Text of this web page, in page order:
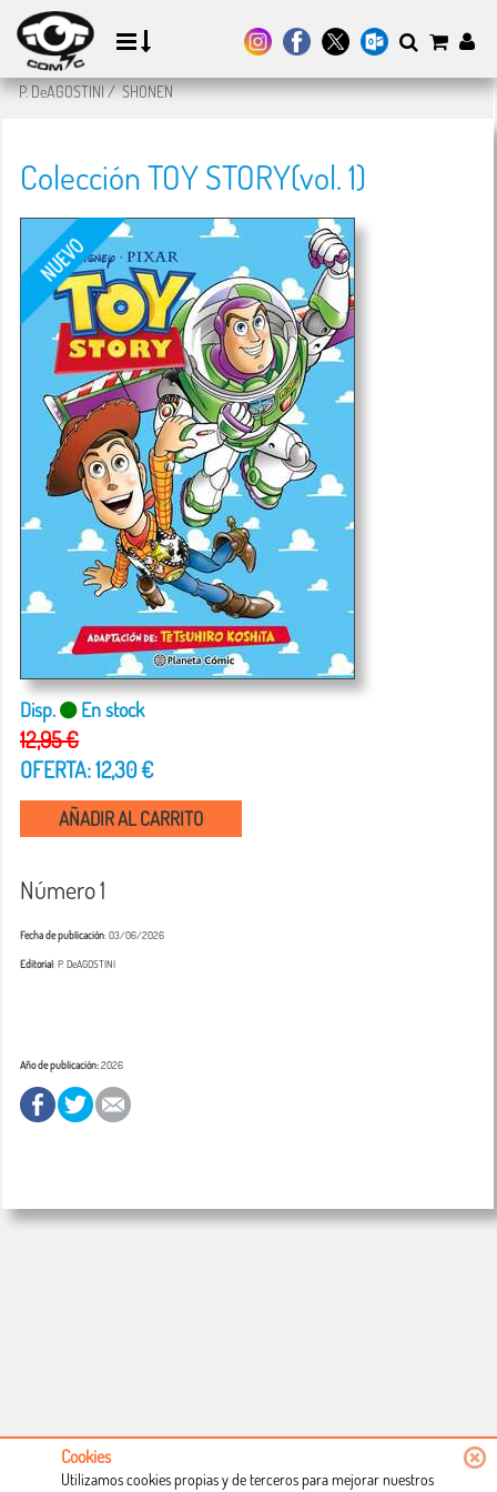
P. DeAGOSTINI/SHONEN
Colección TOY STORY(vol. 1)
Disp. En stock
12,95 €
OFERTA: 12,30 €
AÑADIR AL CARRITO
Número 1
Fecha de publicación: 03/06/2026
Editorial: P. DeAGOSTINI
Año de publicación:2026
Cookies
Utilizamos cookies propias y de terceros para mejorar nuestros